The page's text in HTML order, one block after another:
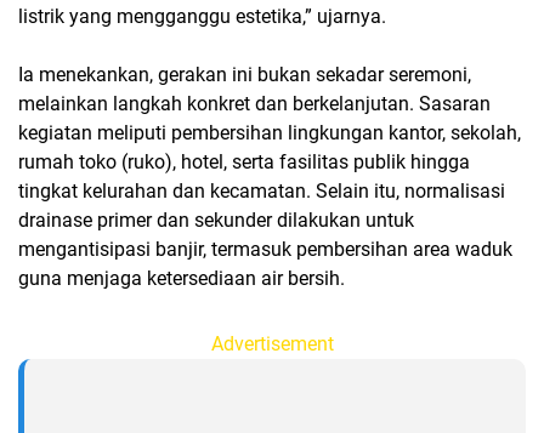
listrik yang mengganggu estetika,” ujarnya.
Ia menekankan, gerakan ini bukan sekadar seremoni,
melainkan langkah konkret dan berkelanjutan. Sasaran
kegiatan meliputi pembersihan lingkungan kantor, sekolah,
rumah toko (ruko), hotel, serta fasilitas publik hingga
tingkat kelurahan dan kecamatan. Selain itu, normalisasi
drainase primer dan sekunder dilakukan untuk
mengantisipasi banjir, termasuk pembersihan area waduk
guna menjaga ketersediaan air bersih.
Advertisement